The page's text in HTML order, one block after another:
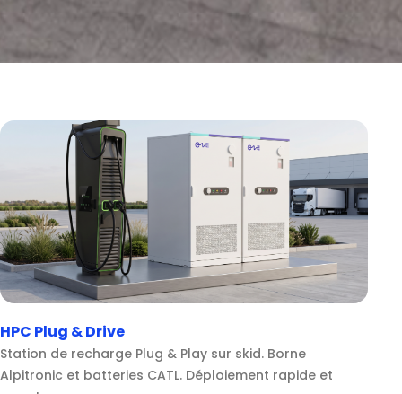
HPC Plug & Drive
Station de recharge Plug & Play sur skid. Borne
Alpitronic et batteries CATL. Déploiement rapide et